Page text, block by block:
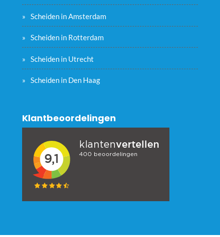
Scheiden in Amsterdam
Scheiden in Rotterdam
Scheiden in Utrecht
Scheiden in Den Haag
Klantbeoordelingen